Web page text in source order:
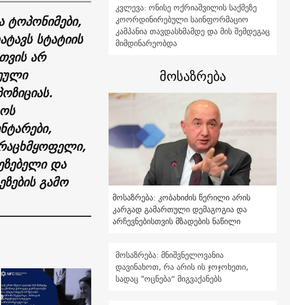
ტოპონიმები,
სტატიის
არ
და
გამო
კვლევა: ონისე ოქრიაშვილის საქმეზე
კოორდინირებული საინფორმაციო
კამპანია თავდასხმამდე და მის შემდეგაც
მიმდინარეობდა
მოსაზრება
მოსაზრება: კობახიძის წერილი არის
კარგად გამართული დემაგოგია და
არჩევნებისთვის მზადების ნაწილი
მოსაზრება: მნიშვნელოვანია
დავინახოთ, რა არის ის ჯოჯოხეთი,
სადაც "ოცნება“ მიგვაქანებს